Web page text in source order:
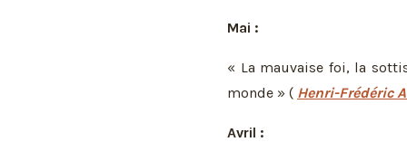
Mai :
« La mauvaise foi, la
monde » ( Henri-Frédéric
Avril :